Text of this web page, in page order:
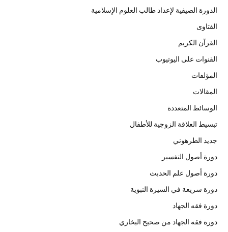
الدورة الصيفية لإعداد طالب العلوم الإسلامية
الفتاوى
القرآن الكريم
القنوات على اليوتيوب
المؤلفات
المقالات
الوسائط المتعددة
تبسيط العلاقة الزوجية للأطفال
جديد الطرهوني
دورة أصول التفسير
دورة أصول علم الحدبث
دورة سريعة في السيرة النبوية
دورة فقه الجهاد
دورة فقه الجهاد من صحيح البخاري